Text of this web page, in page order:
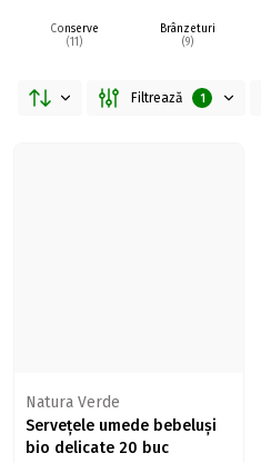
Conserve
(11)
Brânzeturi
(9)
Filtrează 1
Natura Verde
Servețele umede bebeluși
bio delicate 20 buc